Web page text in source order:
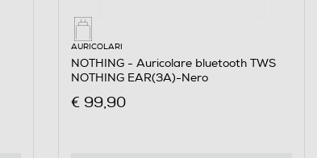
AURICOLARI
NOTHING - Auricolare bluetooth TWS
NOTHING EAR(3A)-Nero
€ 99,90